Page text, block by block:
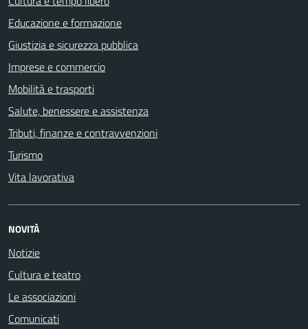
Educazione e formazione
Giustizia e sicurezza pubblica
Imprese e commercio
Mobilità e trasporti
Salute, benessere e assistenza
Tributi, finanze e contravvenzioni
Turismo
Vita lavorativa
NOVITÀ
Notizie
Cultura e teatro
Le associazioni
Comunicati